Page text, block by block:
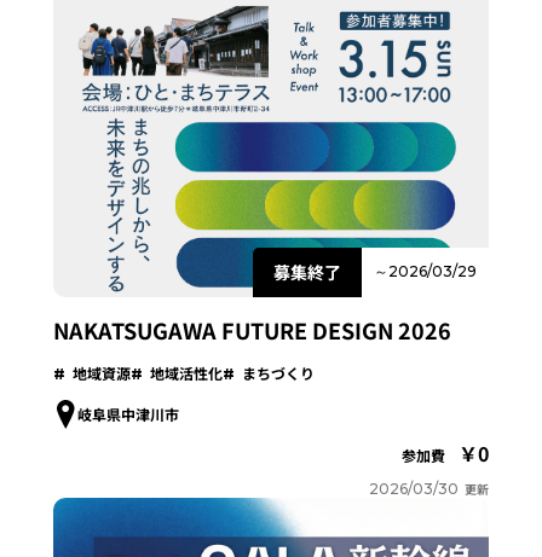
募集終了 ～2026/03/29
NAKATSUGAWA FUTURE DESIGN 2026
地域資源 地域活性化 まちづくり
岐阜県中津川市
参加費
0
2026/03/30 更新